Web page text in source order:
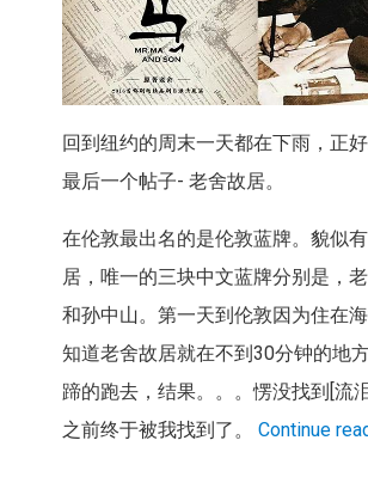
回到纽约的周末一天都在下雨，正
最后一个帖子- 老舍故居。
在伦敦最出名的是伦敦蓝牌。貌似
居， 唯一的三块中文蓝牌分别是，老
和孙中山。 第一天到伦敦因为住在
知道老舍故居就在不到30分钟的地
蹄的跑去，结果。。。愣没找到[流泪
之前终于被我找到了。 Continue